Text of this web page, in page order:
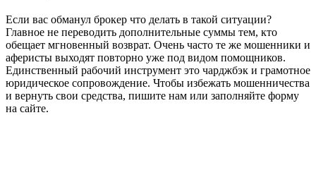
Если вас обманул брокер что делать в такой ситуации?
Главное не переводить дополнительные суммы тем, кто
обещает мгновенный возврат. Очень часто те же мошенники и
аферисты выходят повторно уже под видом помощников.
Единственный рабочий инструмент это чарджбэк и грамотное
юридическое сопровождение. Чтобы избежать мошенничества
и вернуть свои средства, пишите нам или заполняйте форму
на сайте.